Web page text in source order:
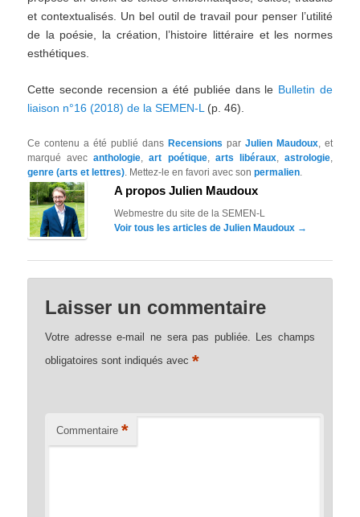
et contextualisés. Un bel outil de travail pour penser l’utilité
de la poésie, la création, l’histoire littéraire et les normes
esthétiques.
Cette seconde recension a été publiée dans le Bulletin de
liaison n°16 (2018) de la SEMEN-L(p. 46).
Ce contenu a été publié dans Recensions par Julien Maudoux, et
marqué avecanthologie,art poétique, arts libéraux,astrologie,
genre (arts et lettres). Mettez-le en favori avec sonpermalien.
A propos Julien Maudoux
Webmestre du site de la SEMEN-L
Voir tous les articles de Julien Maudoux →
Laisser un commentaire
Votre adresse e-mail ne sera pas publiée. Les champs
obligatoires sont indiqués avec*
Commentaire *